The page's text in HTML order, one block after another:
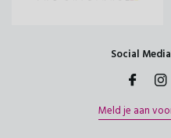
Social
Meld je aan